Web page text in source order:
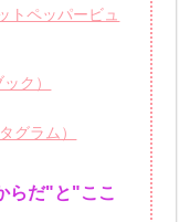
トペッパービュ
ク）
グラム）
らだ"と"ここ